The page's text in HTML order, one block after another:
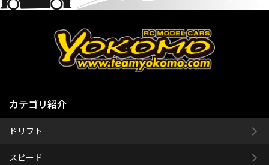
カテゴリ紹介
ドリフト
スピード